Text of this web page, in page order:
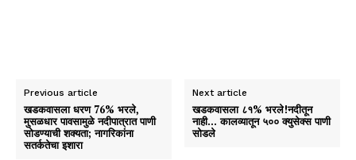
Previous article
खडकवासला धरण 76% भरले,
मुसळधार पावसामुळे नदीपात्रात पाणी
सोडण्याची शक्यता; नागरिकांना
सतर्कतेचा इशारा
Next article
खडकवासला ८१% भरले!नदीतून
नाही… कालव्यातून ५०० क्युसेक्स पाणी
सोडले